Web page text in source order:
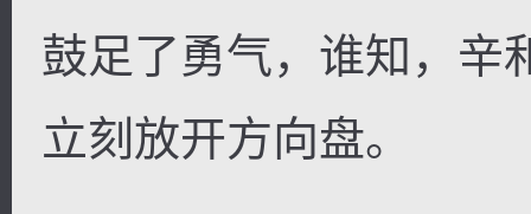
鼓足了勇气，谁知，辛
立刻放开方向盘。